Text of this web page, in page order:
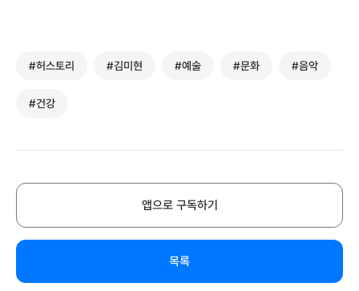
#허스토리 #김미현 #예술 #문화 #음악
#건강
앱으로 구독하기
목록